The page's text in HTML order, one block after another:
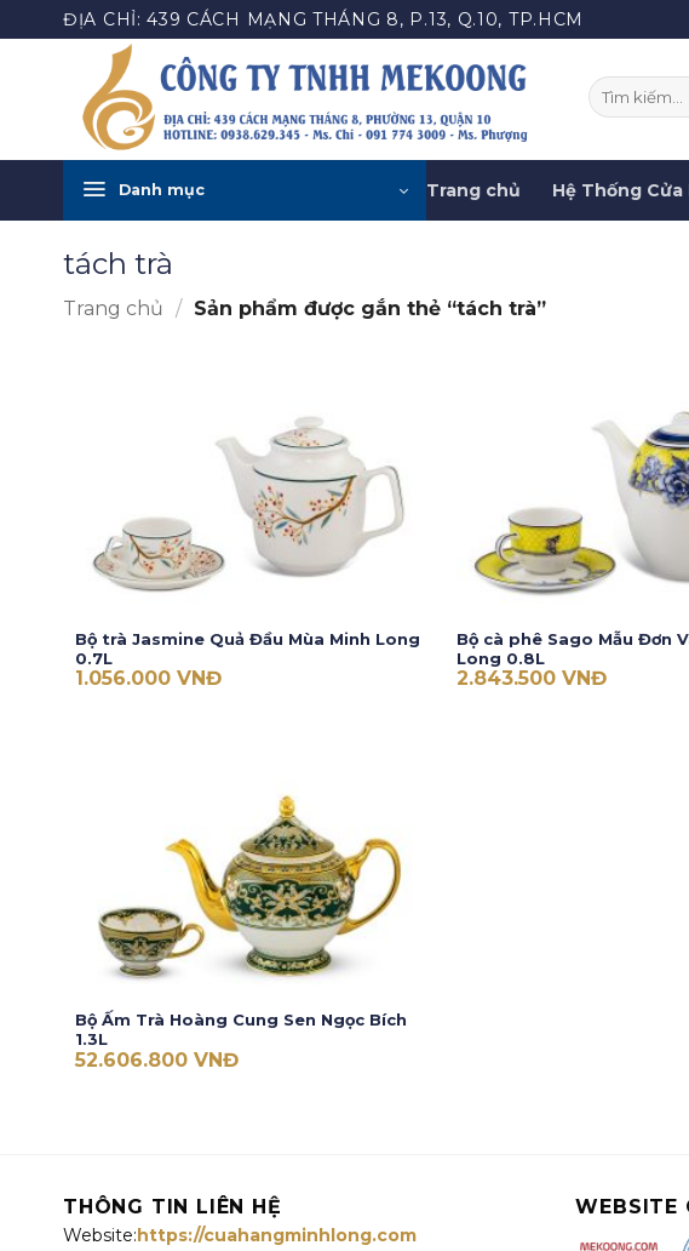
qua
ĐỊA CHỈ: 439 CÁCH MẠNG THÁNG 8, P.13, Q.10, TP.HCM
Tìm
kiếm:
Danh mục Trang chủ Hệ Thống
tách trà
Trang chủ / Sản phẩm được gắn thẻ “tách trà”
Bộ trà Jasmine Quả Đầu Mùa Minh Long
0.7L
1.056.000 VNĐ
Bộ cà phê Sago Mẫu Đơn
Long 0.8L
2.843.500 VNĐ
Bộ Ấm Trà Hoàng Cung Sen Ngọc Bích
1.3L
52.606.800 VNĐ
THÔNG TIN LIÊN HỆ
Website: https://cuahangminhlong.com
WEBSITE